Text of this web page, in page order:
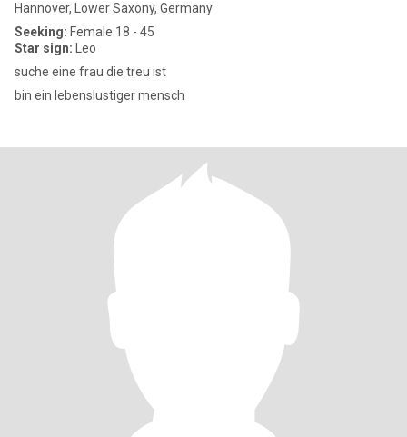
Hannover, Lower Saxony, Germany
Seeking: Female 18 - 45
Star sign: Leo
suche eine frau die treu ist
bin ein lebenslustiger mensch